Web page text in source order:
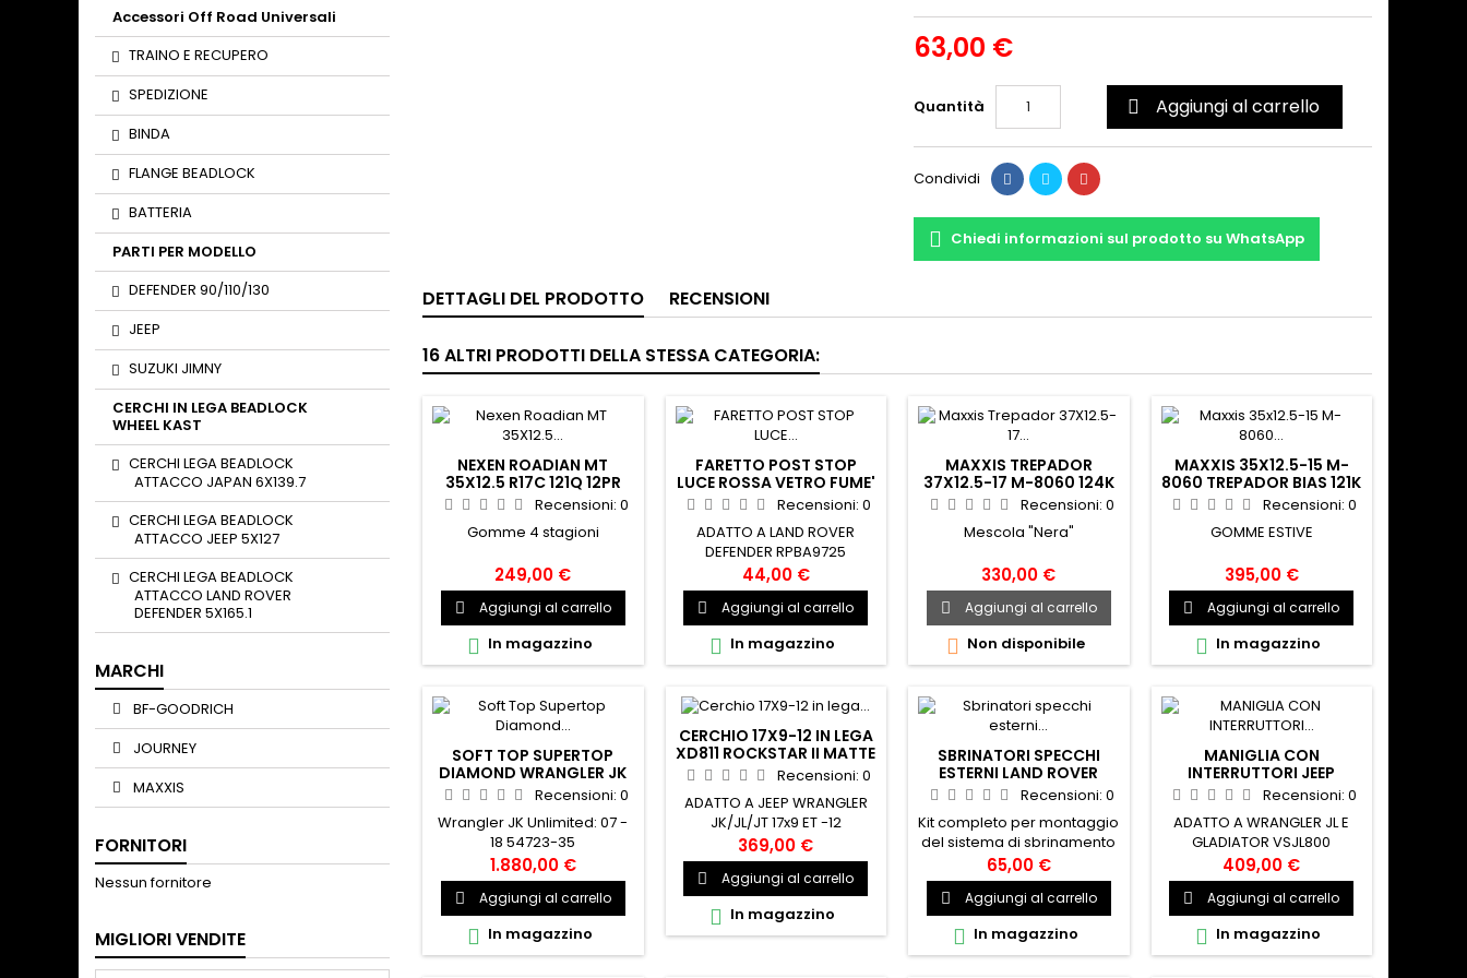
Accessori Off Road Universali
TRAINO E RECUPERO
SPEDIZIONE
BINDA
FLANGE BEADLOCK
BATTERIA
PARTI PER MODELLO
DEFENDER 90/110/130
JEEP
SUZUKI JIMNY
CERCHI IN LEGA BEADLOCK
WHEEL KAST
CERCHI LEGA BEADLOCK
ATTACCO JAPAN 6X139.7
CERCHI LEGA BEADLOCK
ATTACCO JEEP 5X127
CERCHI LEGA BEADLOCK
ATTACCO LAND ROVER
DEFENDER 5X165.1
MARCHI
BF-GOODRICH
JOURNEY
MAXXIS
FORNITORI
Nessun fornitore
MIGLIORI VENDITE
63,00 €
Quantità  Aggiungi al carrello
Condividi
Chiedi informazioni sul prodotto su WhatsApp
DETTAGLI DEL PRODOTTO RECENSIONI
16 ALTRI PRODOTTI DELLA STESSA CATEGORIA:
NEXEN ROADIAN MT
35X12.5 R17C 121Q 12PR
M+SRecensioni: 0
Gomme 4 stagioni
249,00 €
 Aggiungi al carrello
 In magazzino
FARETTO POST STOP
LUCE ROSSA VETRO FUME'
A LEDRecensioni:0
ADATTO A LAND ROVER
DEFENDER RPBA9725
44,00 €
 Aggiungi al carrello
 In magazzino
MAXXIS TREPADOR
37X12.5-17 M-8060 124K
M+S PORRecensioni: 0
Mescola "Nera"
330,00 €
 Aggiungi al carrello
 Non disponibile
MAXXIS 35X12.5-15 M-
8060 TREPADOR BIAS 121K
6PRRecensioni:0
GOMME ESTIVE
395,00 €
 Aggiungi al carrello
 In magazzino
SOFT TOP SUPERTOP
DIAMOND WRANGLER JK
4 PORTERecensioni: 0
Wrangler JK Unlimited: 07 -
18 54723-35
1.880,00 €
 Aggiungi al carrello
 In magazzino
CERCHIO 17X9-12 IN LEGA
XD811 ROCKSTAR II MATTE
BLACK XD SERIES
Recensioni:0
ADATTO A JEEP WRANGLER
JK/JL/JT 17x9 ET -12
XD81179050712N
369,00 €
 Aggiungi al carrello
 In magazzino
SBRINATORI SPECCHI
ESTERNI LAND ROVER
DEFENDERRecensioni: 0
Kit completo per montaggio
del sistema di sbrinamento
degli specchi esterni, si
monta sugli specchi
originali o versione XL, nel kit
è incluso tutto il necessario
per il montaggio escluso
l'interruttore elettrico. Per
65,00 €
 Aggiungi al carrello
 In magazzino
MANIGLIA CON
INTERRUTTORI JEEP
WRANGLER JL JT
Recensioni:0
ADATTO A WRANGLER JL E
GLADIATOR VSJL800
409,00 €
 Aggiungi al carrello
 In magazzino